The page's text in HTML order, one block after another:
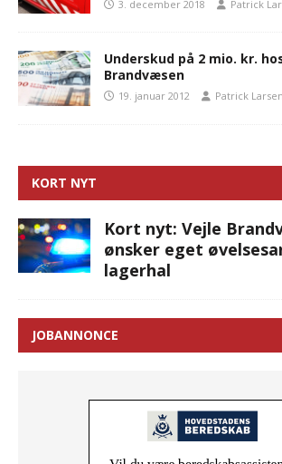
3. december 2018 Patrick
Underskud på 2 mio. kr.
Brandvæsen
19. januar 2012 Patrick Larsen
KORT NYT
Kort nyt: Vejle
ønsker eget
lagerhal
JOBANNONCE